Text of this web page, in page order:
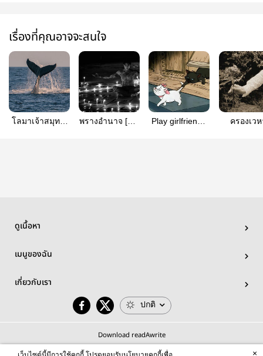
เรื่องที่คุณอาจจะสนใจ
โลมาเจ้าสมุทร,
พรางอำนาจ [2] |
Play girlfriend |
ครองเว
ดูเนื้อหา
เมนูของฉัน
เกี่ยวกับเรา
ปกติ
Download readAwrite
×